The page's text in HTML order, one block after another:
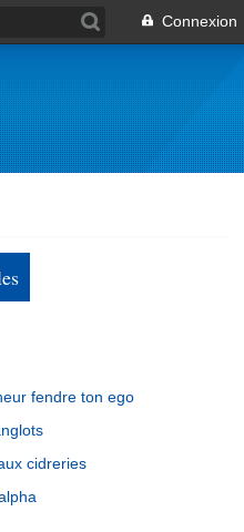
Connexion
fendre ton ego
cidreries